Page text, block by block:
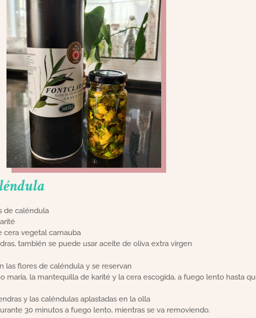
de caléndula
cera vegetal carnauba
también se puede usar aceite de oliva extra virgen
las flores de caléndula y se reservan
maría, la mantequilla de karité y la cera escogida, a fuego lento hasta
y las caléndulas aplastadas en la olla
30 minutos a fuego lento, mientras se va removiendo.